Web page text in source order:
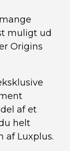
muligt ud
Origins
af et
helt
af Luxplus.